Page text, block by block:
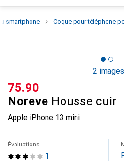
smartphone Coque pour téléphone
2 images
Noreve Housse cuir
Apple iPhone 13 mini
CHF
75.90
1
Évaluations